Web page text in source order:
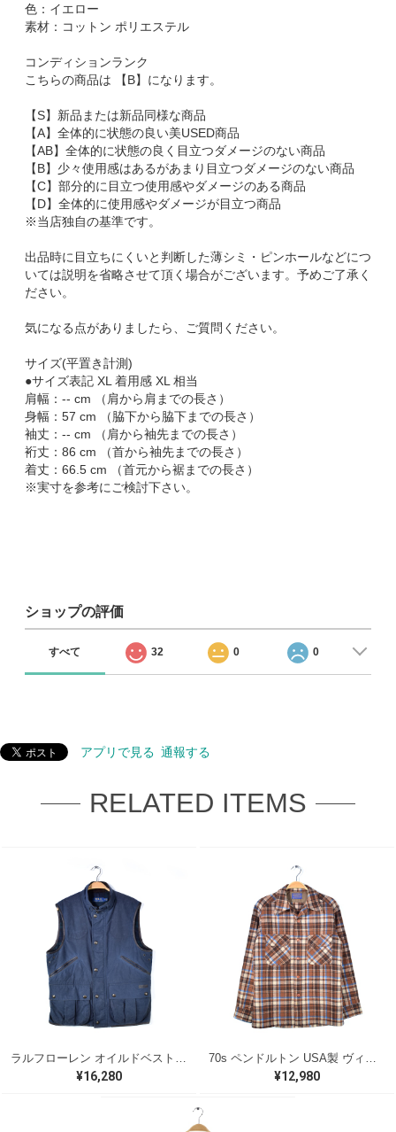
色：イエロー
素材：コットン ポリエステル
コンディションランク
こちらの商品は 【B】になります。
【S】新品または新品同様な商品
【A】全体的に状態の良い美USED商品
【AB】全体的に状態の良く目立つダメージのない商品
【B】少々使用感はあるがあまり目立つダメージのない商品
【C】部分的に目立つ使用感やダメージのある商品
【D】全体的に使用感やダメージが目立つ商品
※当店独自の基準です。
出品時に目立ちにくいと判断した薄シミ・ピンホールなどにつ
いては説明を省略させて頂く場合がございます。予めご了承く
ださい。
気になる点がありましたら、ご質問ください。
サイズ(平置き計測)
●サイズ表記 XL 着用感 XL 相当
肩幅：-- cm （肩から肩までの長さ）
身幅：57 cm （脇下から脇下までの長さ）
袖丈：-- cm （肩から袖先までの長さ）
裄丈：86 cm （首から袖先までの長さ）
着丈：66.5 cm （首元から裾までの長さ）
※実寸を参考にご検討下さい。
ショップの評価
すべて 32 0 0
アプリで見る 通報する
RELATED ITEMS
¥16,280 ¥12,980